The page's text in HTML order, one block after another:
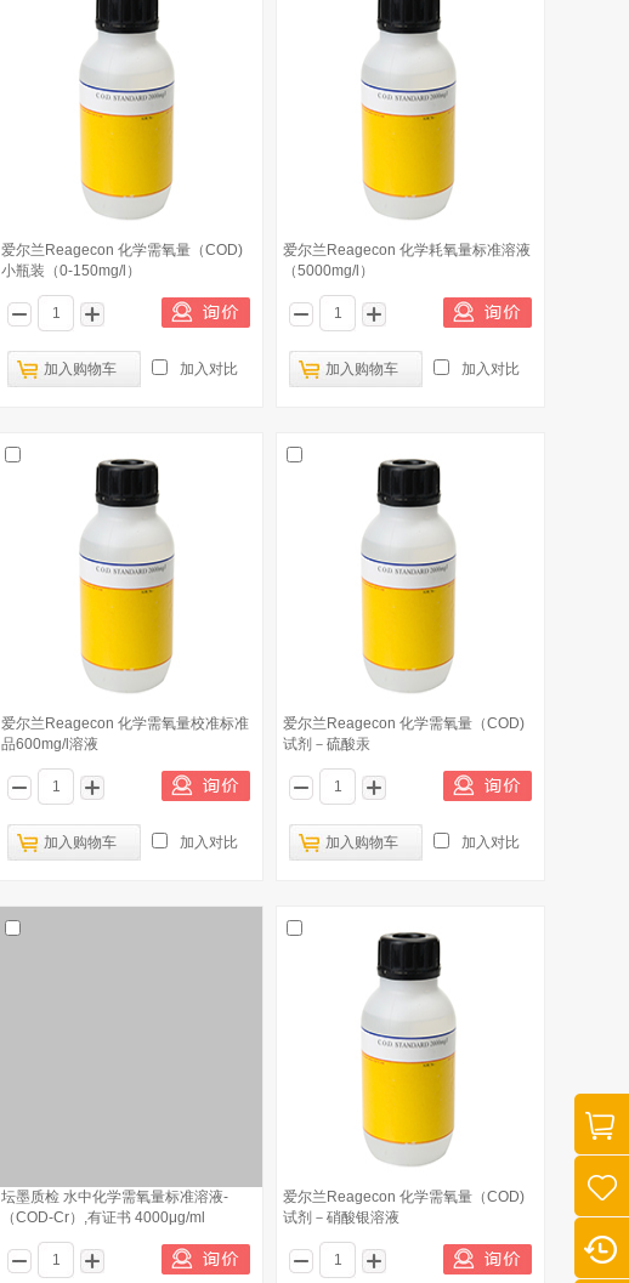
爱尔兰Reagecon 化学需氧量（COD)
小瓶装（0-150mg/l）
加入购物车 加入对比
爱尔兰Reagecon 化学耗氧量标准溶液
（5000mg/l）
加入购物车 加入对比
爱尔兰Reagecon 化学需氧量校准标准
品600mg/l溶液
加入购物车 加入对比
爱尔兰Reagecon 化学需氧量（COD)
试剂－硫酸汞
加入购物车 加入对比
坛墨质检 水中化学需氧量标准溶液-
（COD-Cr）,有证书 4000μg/ml
爱尔兰Reagecon 化学需氧量（COD)
试剂－硝酸银溶液